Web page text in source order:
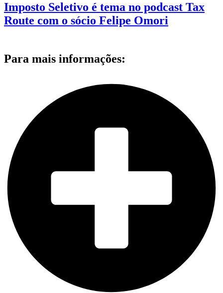
Imposto Seletivo é tema no podcast Tax
Route com o sócio Felipe Omori
Para mais informações: